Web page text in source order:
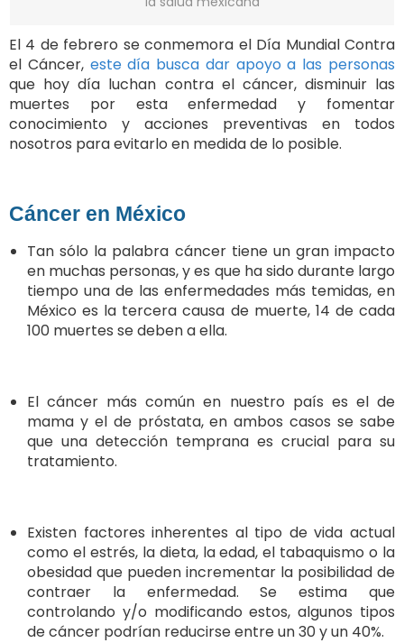
El 4 de febrero se conmemora el Día Mundial Contra
el Cáncer, este día busca dar apoyo a las personas
que hoy día luchan contra el cáncer, disminuir las
muertes por esta enfermedad y fomentar
conocimiento y acciones preventivas en todos
nosotros para evitarlo en medida de lo posible.
Cáncer en México
Tan sólo la palabra cáncer tiene un gran impacto
en muchas personas, y es que ha sido durante largo
tiempo una de las enfermedades más temidas, en
México es la tercera causa de muerte, 14 de cada
100 muertes se deben a ella.
El cáncer más común en nuestro país es el de
mama y el de próstata, en ambos casos se sabe
que una detección temprana es crucial para su
tratamiento.
Existen factores inherentes al tipo de vida actual
como el estrés, la dieta, la edad, el tabaquismo o la
obesidad que pueden incrementar la posibilidad de
contraer la enfermedad. Se estima que
controlando y/o modificando estos, algunos tipos
de cáncer podrían reducirse entre un 30 y un 40%.